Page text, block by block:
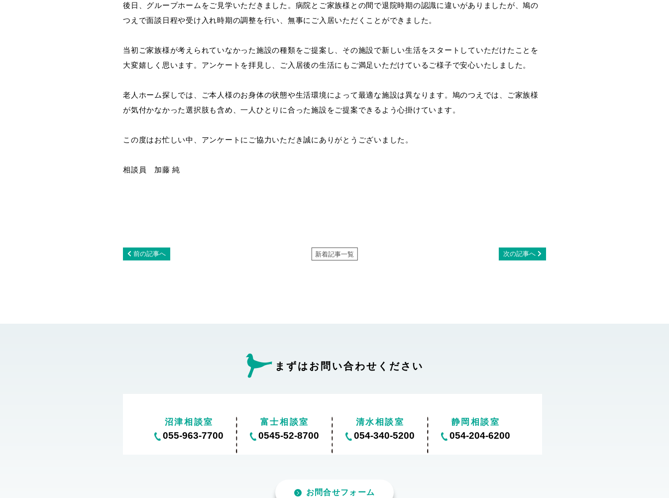
後日、グループホームをご見学いただきました。病院とご家族様との間で退院時期の認識に違いがありましたが、鳩の
つえで面談日程や受け入れ時期の調整を行い、無事にご入居いただくことができました。
当初ご家族様が考えられていなかった施設の種類をご提案し、その施設で新しい生活をスタートしていただけたことを
大変嬉しく思います。アンケートを拝見し、ご入居後の生活にもご満足いただけているご様子で安心いたしました。
老人ホーム探しでは、ご本人様のお身体の状態や生活環境によって最適な施設は異なります。鳩のつえでは、ご家族様
が気付かなかった選択肢も含め、一人ひとりに合った施設をご提案できるよう心掛けています。
この度はお忙しい中、アンケートにご協力いただき誠にありがとうございました。
相談員 加藤 純
前の記事へ 次の記事へ
新着記事一覧
まずはお問い合わせ ください
沼津相談室
055-963-7700
富士相談室
0545-52-8700
清水相談室
054-340-5200
静岡相談室
054-204-6200
お問合せフォーム